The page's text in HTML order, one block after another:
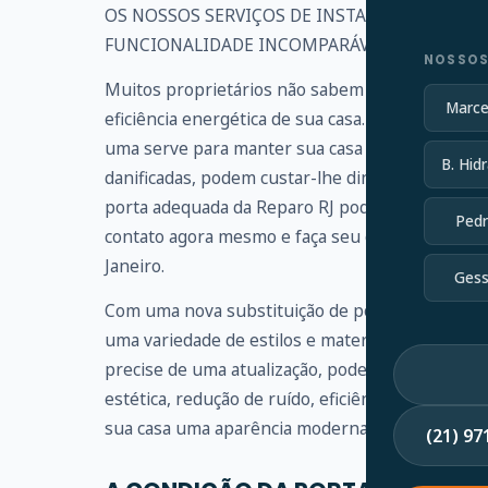
B.
(21)
OS NOSSOS SERVIÇOS DE INSTALAÇÃO DE
FUNCIONALIDADE INCOMPARÁVEIS
Muitos proprietários não sabem a importância
eficiência energética de sua casa. Seja a porta
uma serve para manter sua casa protegida. Se
danificadas, podem custar-lhe dinheiro e
porta adequada da Reparo RJ pode fornecer
contato agora mesmo e faça seu orçamento,
Janeiro.
Com uma nova substituição de porta, você
uma variedade de estilos e materiais de porta
precise de uma atualização, podemos ajudar.
estética, redução de ruído, eficiência
sua casa uma aparência moderna, tradicional,